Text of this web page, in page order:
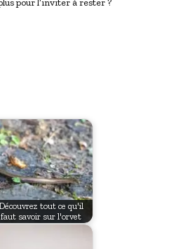
Découvrez tout ce qu'il
faut savoir sur l'orvet